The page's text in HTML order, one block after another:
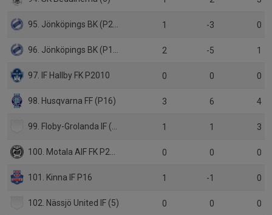
95. Jönköpings BK (P2010) 1 -3 0
96. Jönköpings BK (P16) 2 -5 1
97. IF Hallby FK P2010 0 0 0
98. Husqvarna FF (P16) 3 6 4
99. Floby-Grolanda IF (4) 1 1 3
100. Motala AIF FK P2011 0 0 0
101. Kinna IF P16 1 -1 0
102. Nässjö United IF (5) 0 0 0